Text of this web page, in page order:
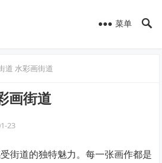
菜单
道 水彩画街道
画街道
23
街道的独特魅力。每一张画作都是